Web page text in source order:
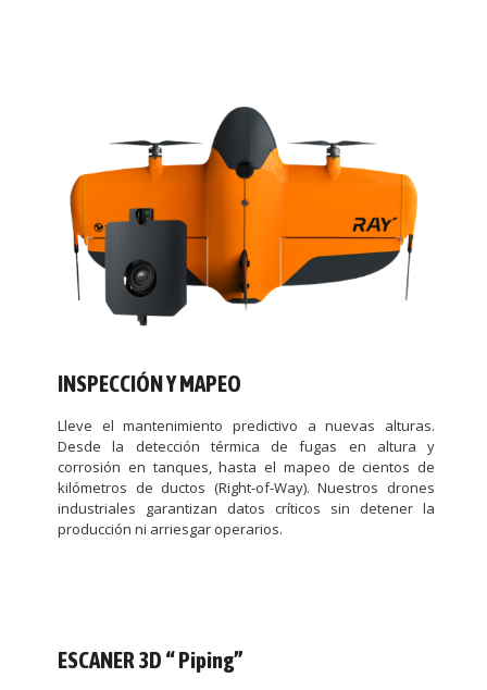
INSPECCIÓN Y MAPEO
Lleve el mantenimiento predictivo a nuevas alturas.
Desde la detección térmica de fugas en altura y
corrosión en tanques, hasta el mapeo de cientos de
kilómetros de ductos (Right-of-Way). Nuestros drones
industriales garantizan datos críticos sin detener la
producción ni arriesgar operarios.
ESCANER 3D “ Piping”